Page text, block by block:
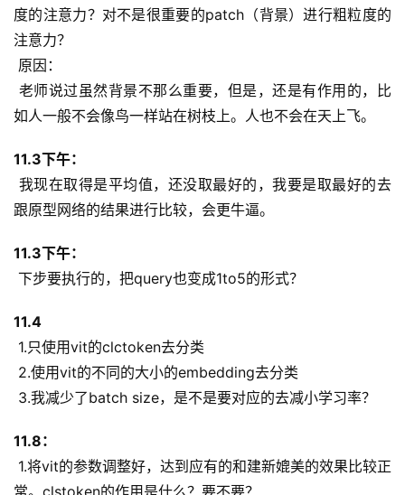
度的注意力？对不是很重要的patch（背景）进行粗粒度的
注意力？
原因：
如人一般不会像鸟一样站在树枝上。人也不会在天上飞。
11.3下午：
跟原型网络的结果进行比较，会更牛逼。
11.3下午：
下步要执行的，把query也变成1to5的形式？
11.4
1.只使用vit的clctoken去分类
2.使用vit的不同的大小的embedding去分类
3.我减少了batch size，是不是要对应的去减小学习率？
11.8：